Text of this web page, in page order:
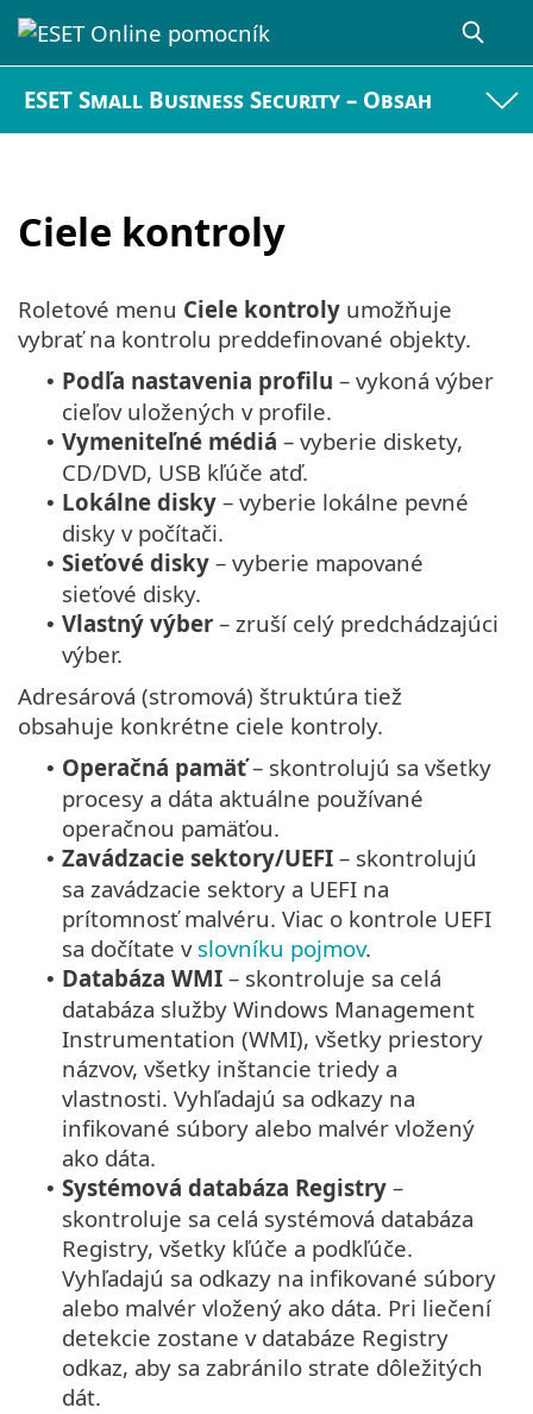
ESET Small Business Security – Obsah
Ciele kontroly
Roletové menu Ciele kontroly umožňuje
vybrať na kontrolu preddefinované objekty.
• Podľa nastavenia profilu – vykoná výber
cieľov uložených v profile.
• Vymeniteľné médiá – vyberie diskety,
CD/DVD, USB kľúče atď.
• Lokálne disky – vyberie lokálne pevné
disky v počítači.
• Sieťové disky – vyberie mapované
sieťové disky.
• Vlastný výber – zruší celý predchádzajúci
výber.
Adresárová (stromová) štruktúra tiež
obsahuje konkrétne ciele kontroly.
• Operačná pamäť– skontrolujú sa všetky
procesy a dáta aktuálne používané
operačnou pamäťou.
• Zavádzacie sektory/UEFI – skontrolujú
sa zavádzacie sektory a UEFI na
prítomnosť malvéru. Viac o kontrole UEFI
sa dočítate v slovníku pojmov.
• Databáza WMI – skontroluje sa celá
databáza služby Windows Management
Instrumentation (WMI), všetky priestory
názvov, všetky inštancie triedy a
vlastnosti. Vyhľadajú sa odkazy na
infikované súbory alebo malvér vložený
ako dáta.
• Systémová databáza Registry –
skontroluje sa celá systémová databáza
Registry, všetky kľúče a podkľúče.
Vyhľadajú sa odkazy na infikované súbory
alebo malvér vložený ako dáta. Pri liečení
detekcie zostane v databáze Registry
odkaz, aby sa zabránilo strate dôležitých
dát.